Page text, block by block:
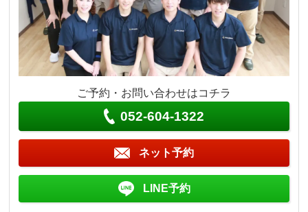
ご予約・お問い合わせはコチラ
052-604-1322
ネット予約
LINE予約